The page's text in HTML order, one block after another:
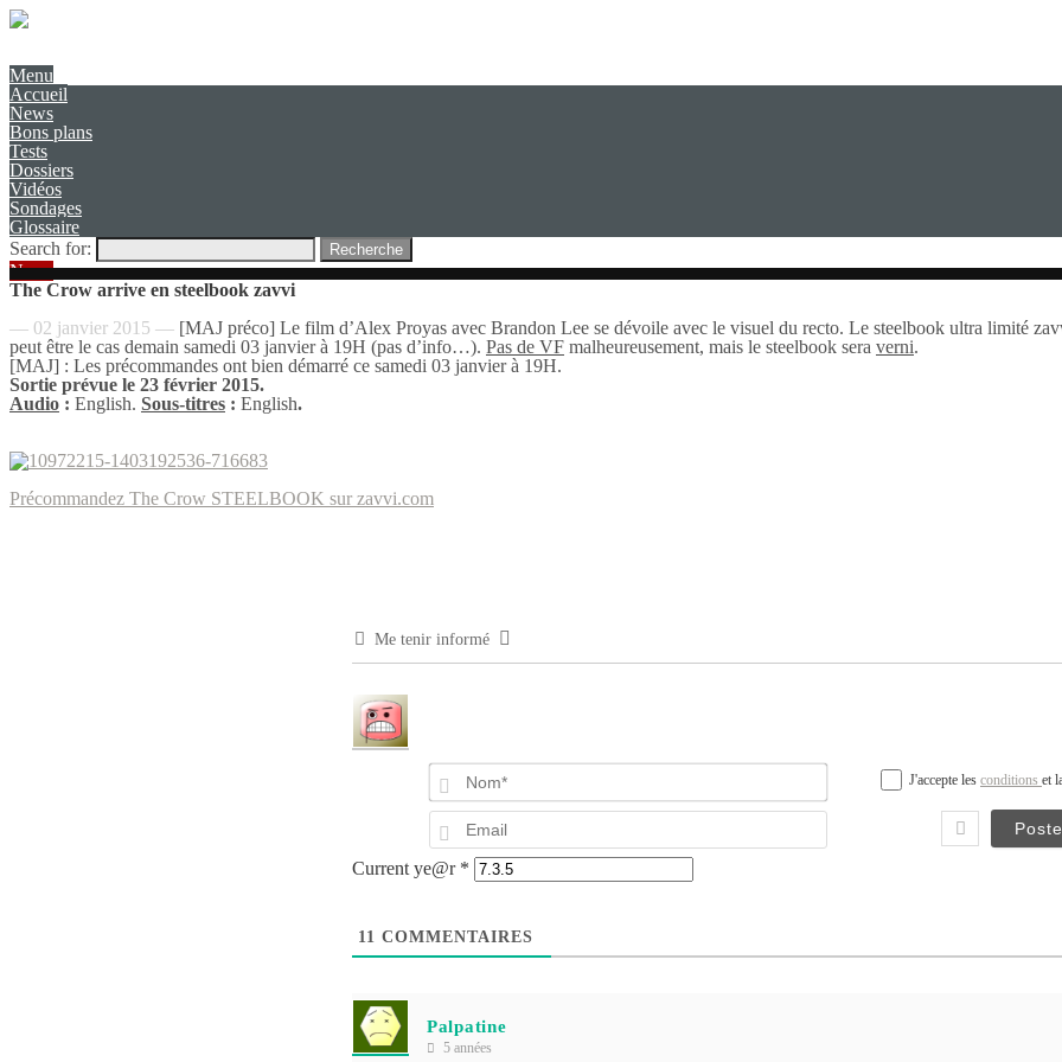
Menu
Accueil
News
Bons plans
Tests
Dossiers
Vidéos
Sondages
Glossaire
Search for:
Recherche
News
The Crow arrive en steelbook zavvi
— 02 janvier 2015 — [MAJ préco] Le film d’Alex Proyas avec Brandon Lee se dévoile avec le visuel du recto. Le steelbook ultra limité
peut être le cas demain samedi 03 janvier à 19H (pas d’info…). Pas de VF malheureusement, mais le steelbook sera verni.
[MAJ] : Les précommandes ont bien démarré ce samedi 03 janvier à 19H.
Sortie prévue le 23 février 2015.
Audio : English. Sous-titres : English.
Précommandez The Crow STEELBOOK sur zavvi.com
Me tenir informé
Nom*
Email
J'accepte les conditions et
Current ye@r *
11 COMMENTAIRES
Palpatine
5 années